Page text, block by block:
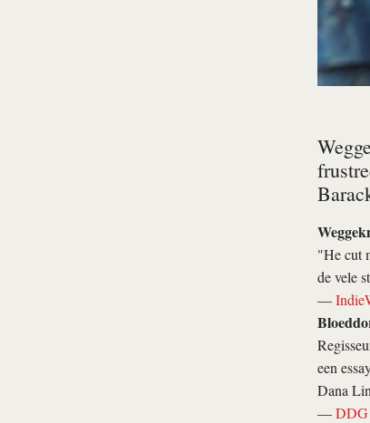
"He cut
de vele
—
een
Dana
—DDG